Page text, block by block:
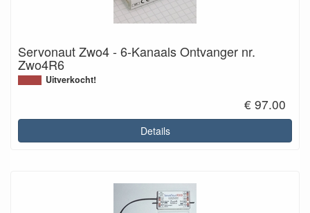
Servonaut Zwo4 - 6-Kanaals Ontvanger nr.
Zwo4R6
Uitverkocht!
€ 97.00
Details